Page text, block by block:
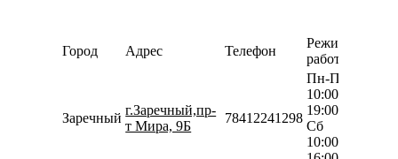
Город Адрес Телефон
Режим
работы
Заречный
г.Заречный,пр-
т Мира, 9Б
78412241298
Пн-Пт
10:00-
19:00
Сб
10:00-